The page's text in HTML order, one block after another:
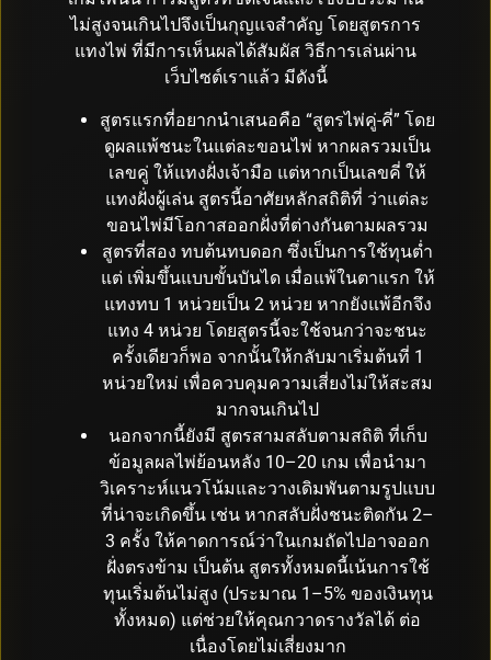
ไม่สูงจนเกินไปจึงเป็นกุญแจสำคัญ โดยสูตรการ
แทงไพ่ ที่มีการเห็นผลได้สัมผัส วิธีการเล่นผ่าน
เว็บไซต์เราแล้ว มีดังนี้
สูตรแรกที่อยากนำเสนอคือ “สูตรไพ่คู่-คี่” โดย
ดูผลแพ้ชนะในแต่ละขอนไพ่ หากผลรวมเป็น
เลขคู่ ให้แทงฝั่งเจ้ามือ แต่หากเป็นเลขคี่ ให้
แทงฝั่งผู้เล่น สูตรนี้อาศัยหลักสถิติที่ ว่าแต่ละ
ขอนไพ่มีโอกาสออกฝั่งที่ต่างกันตามผลรวม
สูตรที่สอง ทบต้นทบดอก ซึ่งเป็นการใช้ทุนต่ำ
แต่ เพิ่มขึ้นแบบขั้นบันได เมื่อแพ้ในตาแรก ให้
แทงทบ 1 หน่วยเป็น 2 หน่วย หากยังแพ้อีกจึง
แทง 4 หน่วย โดยสูตรนี้จะใช้จนกว่าจะชนะ
ครั้งเดียวก็พอ จากนั้นให้กลับมาเริ่มต้นที่ 1
หน่วยใหม่ เพื่อควบคุมความเสี่ยงไม่ให้สะสม
มากจนเกินไป
นอกจากนี้ยังมี สูตรสามสลับตามสถิติ ที่เก็บ
ข้อมูลผลไพ่ย้อนหลัง 10–20 เกม เพื่อนำมา
วิเคราะห์แนวโน้มและวางเดิมพันตามรูปแบบ
ที่น่าจะเกิดขึ้น เช่น หากสลับฝั่งชนะติดกัน 2–
3 ครั้ง ให้คาดการณ์ว่าในเกมถัดไปอาจออก
ฝั่งตรงข้าม เป็นต้น สูตรทั้งหมดนี้เน้นการใช้
ทุนเริ่มต้นไม่สูง (ประมาณ 1–5% ของเงินทุน
ทั้งหมด) แต่ช่วยให้คุณกวาดรางวัลได้ ต่อ
เนื่องโดยไม่เสี่ยงมาก